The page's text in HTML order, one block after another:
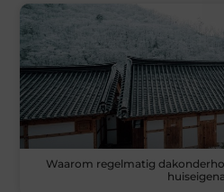
Waarom regelmatig